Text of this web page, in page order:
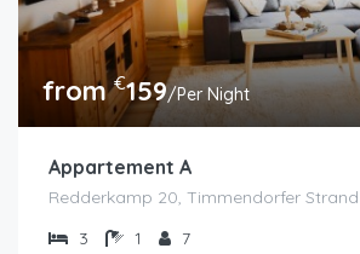
from€159/Per Night
Appartement A
Redderkamp 20, Timmendorfer Strand
3
1 7